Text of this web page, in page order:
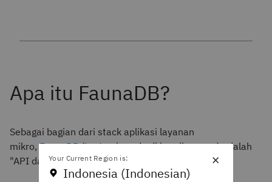
Sebagai bagian dari stack aplikasi layanan
mikro,FaunaDB(tautan berada di luar ibm.com) adalah
"API data untuk aplikasi client‑serverless Anda."
×
Your Current Region is:
Indonesia (Indonesian)